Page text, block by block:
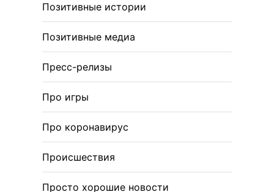
Позитивные истории
Позитивные медиа
Пресс-релизы
Про игры
Про коронавирус
Происшествия
Просто хорошие новости